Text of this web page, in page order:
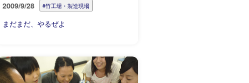
2009/9/28 #竹工場・製造現場
まだまだ、やるぜよ